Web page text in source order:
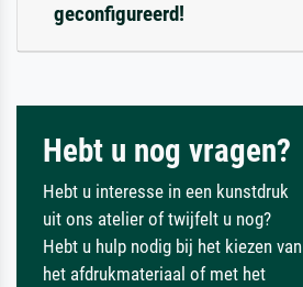
geconfigureerd!
Hebt u nog vragen?
Hebt u interesse in een kunstdruk
uit ons atelier of twijfelt u nog?
Hebt u hulp nodig bij het kiezen van
het afdrukmateriaal of met het